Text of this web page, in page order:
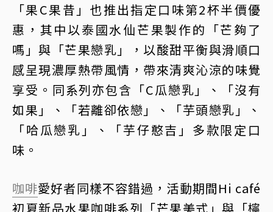
「果C果昔」也推出指定口味第2杯半價優
惠，其中以泰國水仙芒果製作的「芒夠了
嗎」與「芒果戀乳」，以酸甜平衡與滑順口
感呈現濃厚熱帶風情，帶來清爽沁涼的味覺
享受。同系列亦包含「C瓜戀乳」、「沒有
如果」、「若離卻依戀」、「芋頭戀乳」、
「哈瓜戀乳」、「芋仔憨吉」多款限定口
味。
咖啡愛好者同樣不容錯過，活動期間Hi café
初夏新品水果咖啡系列「芒果美式」與「檸